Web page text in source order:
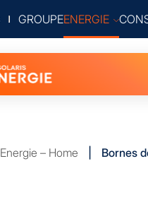
GROUPEENERGIE
Energie – Home Bornes